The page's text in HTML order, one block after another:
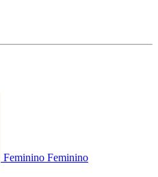
Feminino Feminino